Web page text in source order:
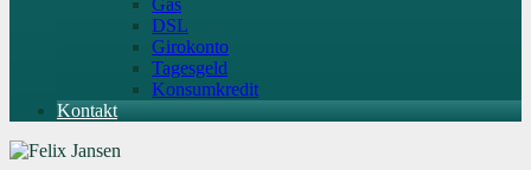
Gas
DSL
Girokonto
Tagesgeld
Konsumkredit
Kontakt